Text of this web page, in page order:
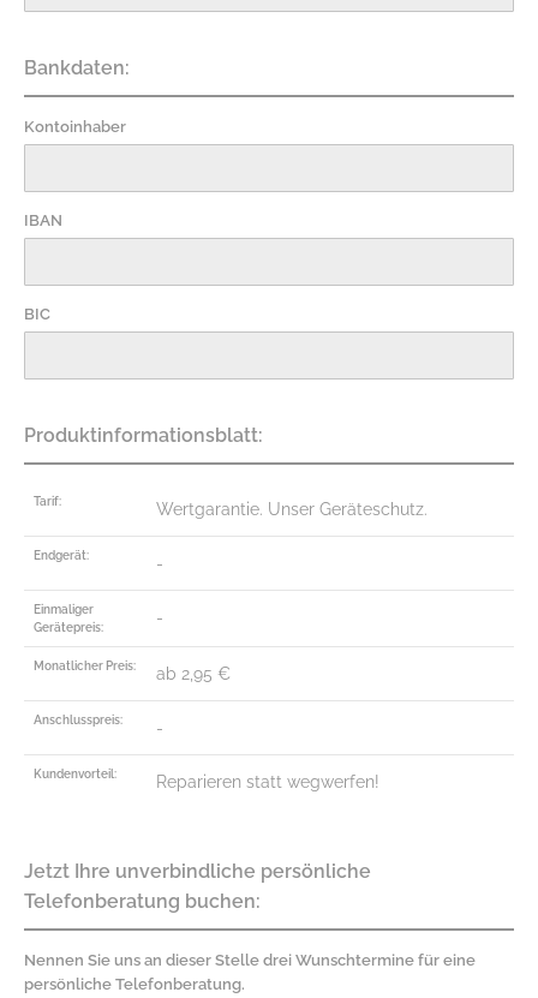
Bankdaten:
Kontoinhaber
IBAN
BIC
Produktinformationsblatt:
Tarif: Wertgarantie. Unser Geräteschutz.
Endgerät: -
Einmaliger
Gerätepreis:
-
Monatlicher Preis: ab 2,95 €
Anschlusspreis: -
Kundenvorteil: Reparieren statt wegwerfen!
Jetzt Ihre unverbindliche persönliche
Telefonberatung buchen:
Nennen Sie uns an dieser Stelle drei Wunschtermine für eine
persönliche Telefonberatung.